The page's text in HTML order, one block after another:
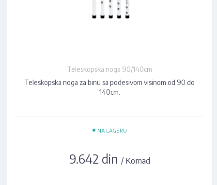
Teleskopska noga 90/140cm
Teleskopska noga za binu sa podesivom visinom od 90 do
140cm.
• NA LAGERU
9.642 din / Komad